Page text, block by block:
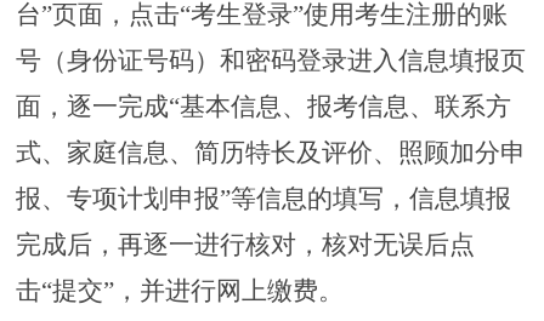
台”页面，点击“考生登录”使用考生注册的账
号（身份证号码）和密码登录进入信息填报页
面，逐一完成“基本信息、报考信息、联系方
式、家庭信息、简历特长及评价、照顾加分申
报、专项计划申报”等信息的填写，信息填报
完成后，再逐一进行核对，核对无误后点
击“提交”，并进行网上缴费。